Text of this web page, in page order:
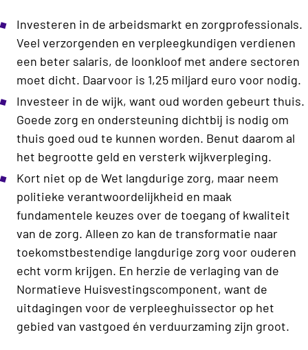
Investeren in de arbeidsmarkt en zorgprofessionals.
Veel verzorgenden en verpleegkundigen verdienen
een beter salaris, de loonkloof met andere sectoren
moet dicht. Daarvoor is 1,25 miljard euro voor nodig.
Investeer in de wijk, want oud worden gebeurt thuis.
Goede zorg en ondersteuning dichtbij is nodig om
thuis goed oud te kunnen worden. Benut daarom al
het begrootte geld en versterk wijkverpleging.
Kort niet op de Wet langdurige zorg, maar neem
politieke verantwoordelijkheid en maak
fundamentele keuzes over de toegang of kwaliteit
van de zorg. Alleen zo kan de transformatie naar
toekomstbestendige langdurige zorg voor ouderen
echt vorm krijgen. En herzie de verlaging van de
Normatieve Huisvestingscomponent, want de
uitdagingen voor de verpleeghuissector op het
gebied van vastgoed én verduurzaming zijn groot.